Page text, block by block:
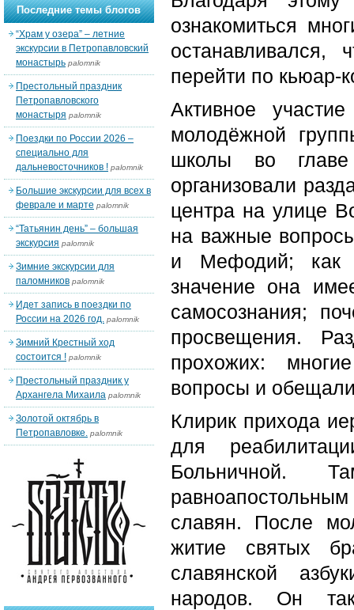
ознакомиться
останавливался,
перейти по кьюар-
Активное
молодёжной
школы во
организовали
центра на улице
на важные
и Мефодий; как
значение она
самосознания;
просвещения.
прохожих:
вопросы и
Клирик прихода
для
Больничной.
славян. После
житие святых
славянской
народов. Он
Последние темы блогов
“Храм у озера” – летние
экскурсии в Петропавловский
монастырь palomnik
Престольный праздник
Петропавловского
монастыря palomnik
Поездки по России 2026 –
специально для
дальневосточников ! palomnik
Большие экскурсии для всех в
феврале и марте palomnik
“Татьянин день” – большая
экскурсия palomnik
Зимние экскурсии для
паломников palomnik
Идет запись в поездки по
России на 2026 год. palomnik
Зимний Крестный ход
состоится ! palomnik
Престольный праздник у
Архангела Михаила palomnik
Золотой октябрь в
Петропавловке. palomnik